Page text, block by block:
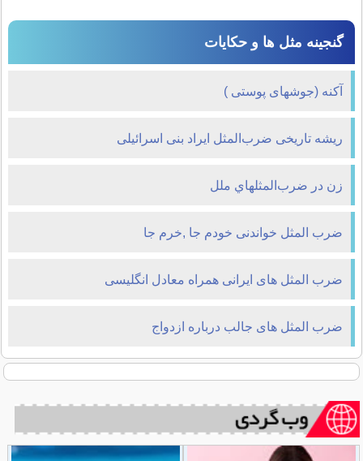
گنجینه مثل ها و حکایات
آکنه (جوشهای پوستی )
ریشه تاریخی ضرب‌المثل ایراد بنی اسرائیلی
زن در ضرب‌المثلهاي ملل
ضرب المثل خواندنی خودم جا ,خرم جا
ضرب المثل های ایرانی همراه معادل انگلیسی
ضرب المثل های جالب درباره ازدواج